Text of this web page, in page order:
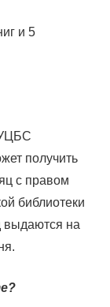
и 5
получить
с правом
библиотеки
выдаются на